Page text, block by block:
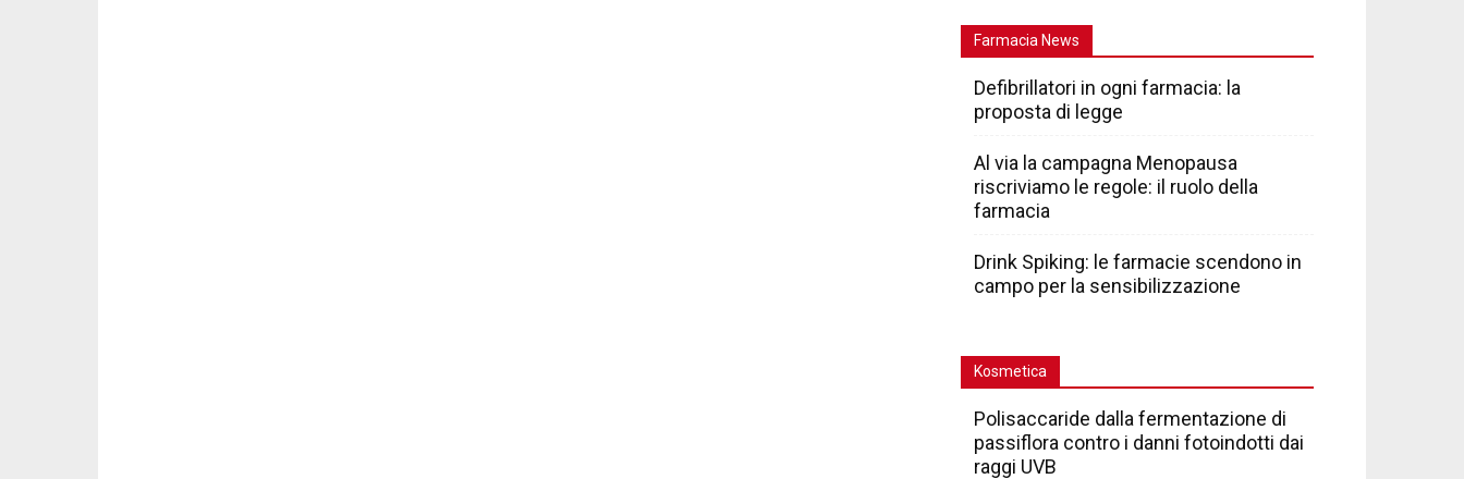
Farmacia News
Defibrillatori in ogni farmacia: la
proposta di legge
Al via la campagna Menopausa
riscriviamo le regole: il ruolo della
farmacia
Drink Spiking: le farmacie scendono in
campo per la sensibilizzazione
Kosmetica
Polisaccaride dalla fermentazione di
passiflora contro i danni fotoindotti dai
raggi UVB